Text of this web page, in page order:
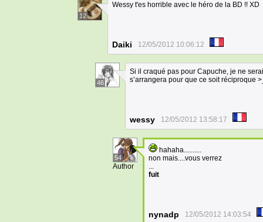
12
Wessy t'es horrible avec le héro de la BD !! XD
Daiki 12/05/2012 10:06:12
46
Si il craqué pas pour Capuche, je ne
s’arrangera pour que ce soit réciproque
wessy 12/05/2012 13:58:17
54
Author
hahaha..........
non mais....vous verrez
...
fuit
nynadp 12/05/2012 14:03:54